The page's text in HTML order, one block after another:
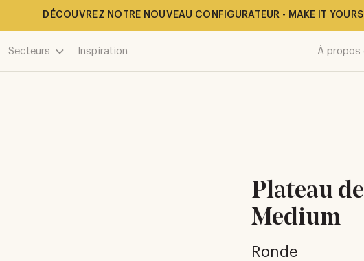
DÉCOUVREZ NOTRE NOUVEAU CONFIGURATEUR - MAKE IT YOURS
Secteurs Inspiration À propos
Plateau
Medium
Ronde